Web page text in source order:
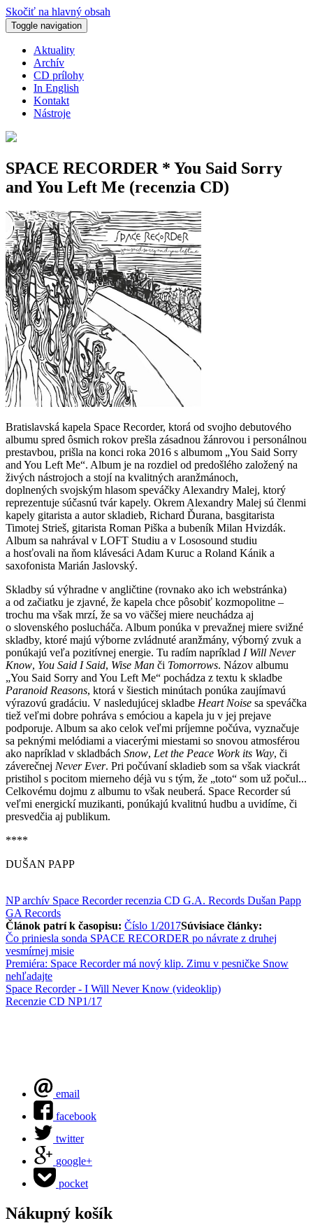
Skočiť na hlavný obsah
Toggle navigation
Aktuality
Archív
CD prílohy
In English
Kontakt
Nástroje
SPACE RECORDER * You Said Sorry
and You Left Me (recenzia CD)
Bratislavská kapela Space Recorder, ktorá od svojho debutového
albumu spred ôsmich rokov prešla zásadnou žánrovou i personálnou
prestavbou, prišla na konci roka 2016 s albumom „You Said Sorry
and You Left Me“. Album je na rozdiel od predošlého založený na
živých nástrojoch a stojí na kvalitných aranžmánoch,
doplnených svojským hlasom speváčky Alexandry Malej, ktorý
reprezentuje súčasnú tvár kapely. Okrem Alexandry Malej sú členmi
kapely gitarista a autor skladieb, Richard Ďurana, basgitarista
Timotej Strieš, gitarista Roman Piška a bubeník Milan Hvizdák.
Album sa nahrával v LOFT Studiu a v Lososound studiu
a hosťovali na ňom klávesáci Adam Kuruc a Roland Kánik a
saxofonista Marián Jaslovský.
Skladby sú výhradne v angličtine (rovnako ako ich webstránka)
a od začiatku je zjavné, že kapela chce pôsobiť kozmopolitne –
trochu ma však mrzí, že sa vo väčšej miere neuchádza aj
o slovenského poslucháča. Album ponúka v prevažnej miere svižné
skladby, ktoré majú výborne zvládnuté aranžmány, výborný zvuk a
ponúkajú veľa pozitívnej energie. Tu radím napríklad I Will Never
Know, You Said I Said, Wise Man či Tomorrows. Názov albumu
„You Said Sorry and You Left Me“ pochádza z textu k skladbe
Paranoid Reasons, ktorá v šiestich minútach ponúka zaujímavú
výrazovú gradáciu. V nasledujúcej skladbe Heart Noise sa speváčka
tiež veľmi dobre pohráva s emóciou a kapela ju v jej prejave
podporuje. Album sa ako celok veľmi príjemne počúva, vyznačuje
sa peknými melódiami a viacerými miestami so snovou atmosférou
ako napríklad v skladbách Snow, Let the Peace Work its Way, či
záverečnej Never Ever. Pri počúvaní skladieb som sa však viackrát
pristihol s pocitom mierneho déjà vu s tým, že „toto“ som už počul...
Celkovému dojmu z albumu to však neuberá. Space Recorder sú
veľmi energickí muzikanti, ponúkajú kvalitnú hudbu a uvidíme, či
presvedčia aj publikum.
****
DUŠAN PAPP
NP archív Space Recorder recenzia CD G.A. Records Dušan Papp
GA Records
Článok patrí k časopisu: Číslo 1/2017Súvisiace články:
Čo priniesla sonda SPACE RECORDER po návrate z druhej
vesmírnej misie
Premiéra: Space Recorder má nový klip. Zimu v pesničke Snow
nehľadajte
Space Recorder - I Will Never Know (videoklip)
Recenzie CD NP1/17
email
facebook
twitter
google+
pocket
Nákupný košík